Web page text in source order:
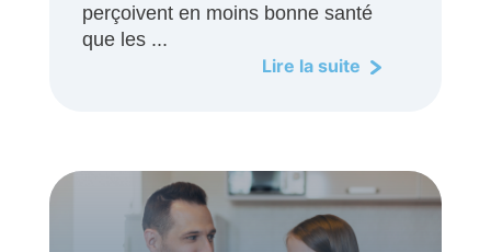
perçoivent en moins bonne santé
que les ...
Lire la suite